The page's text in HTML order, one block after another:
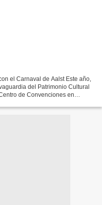
el Carnaval de Aalst Este año,
del Patrimonio Cultural
de Convenciones en